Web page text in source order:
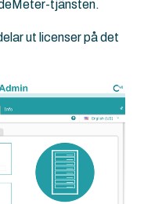
tjänsten.
ut licenser på det